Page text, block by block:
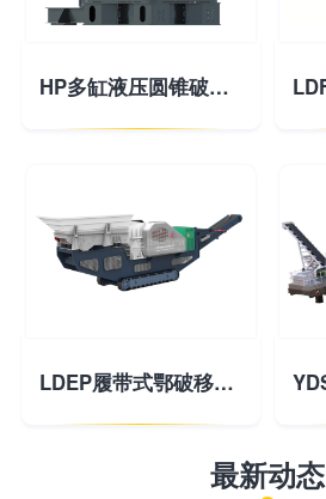
HP多缸液压圆锥破碎机
LDEP履带式鄂破移动破碎站
最新动态